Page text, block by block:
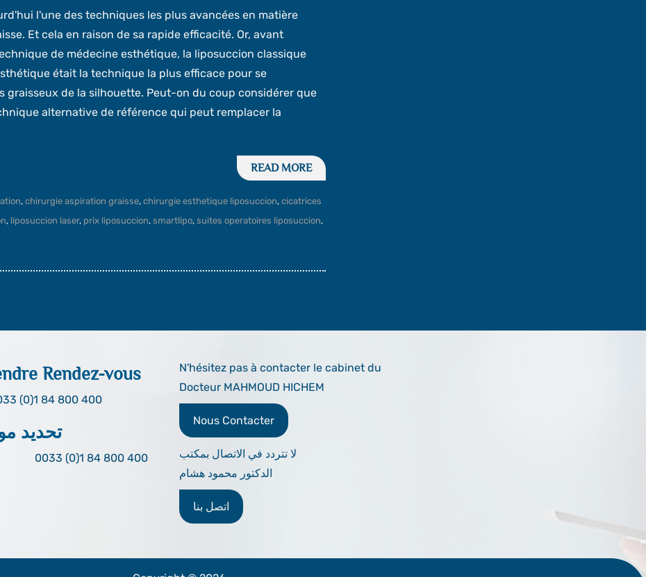
l'une des techniques les plus avancées en matière
Et cela en raison de sa rapide efficacité. Or, avant
de médecine esthétique, la liposuccion classique
était la technique la plus efficace pour se
graisseux de la silhouette. Peut-on du coup considérer que
alternative de référence qui peut remplacer la
READ MORE
, chirurgie aspiration graisse, chirurgie esthetique liposuccion, cicatrices
, liposuccion laser, prix liposuccion, smartlipo, suites operatoires liposuccion,
Rendez-vous
(0)1 84 800 400
تحديد
0033 (0)1 84 800 400
N'hésitez pas à contacter le cabinet du
Docteur MAHMOUD HICHEM
Nous Contacter
لا تتردد في الاتصال بمكتب
الدكتور محمود هشام
اتصل بنا